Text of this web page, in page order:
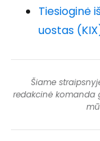
Tiesioginė
uostas
Šiame
redakcinė komanda